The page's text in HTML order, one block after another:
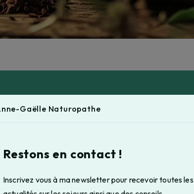
Gaëlle Naturopathe
Restons en contact !
Inscrivez vous à ma newsletter pour recevoir toutes les
06 95 95 86 13